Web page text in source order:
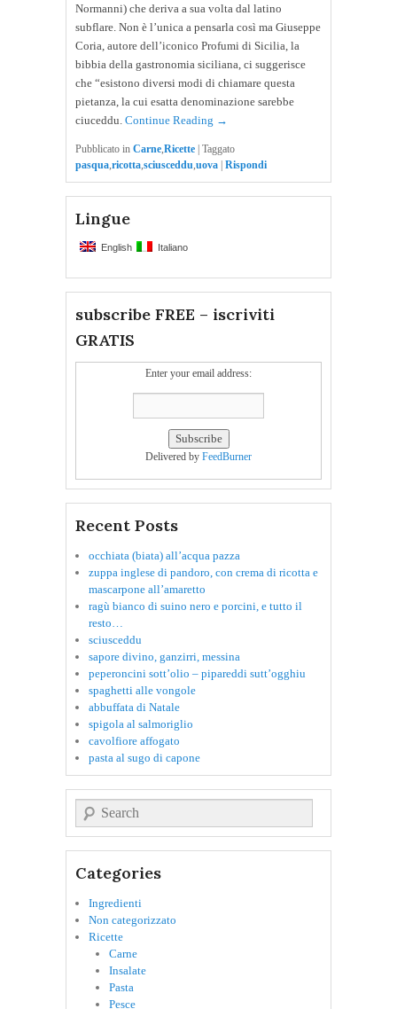
Normanni) che deriva a sua volta dal latino
subflare. Non è l’unica a pensarla così ma Giuseppe
Coria, autore dell’iconico Profumi di Sicilia, la
bibbia della gastronomia siciliana, ci suggerisce
che “esistono diversi modi di chiamare questa
pietanza, la cui esatta denominazione sarebbe
ciuceddu. Continue Reading →
Pubblicato in Carne Ricette | Taggato
pasqua ricotta sciusceddu uova | Rispondi
Lingue
English Italiano
subscribe FREE – iscriviti
GRATIS
Enter your email address:
Delivered by FeedBurner
Recent Posts
occhiata (biata) all’acqua pazza
zuppa inglese di pandoro, con crema di ricotta e
mascarpone all’amaretto
ragù bianco di suino nero e porcini, e tutto il
resto…
sciusceddu
sapore divino, ganzirri, messina
peperoncini sott’olio – pipareddi sutt’ogghiu
spaghetti alle vongole
abbuffata di Natale
spigola al salmoriglio
cavolfiore affogato
pasta al sugo di capone
Cerca
Categories
Ingredienti
Non categorizzato
Ricette
Carne
Insalate
Pasta
Pesce